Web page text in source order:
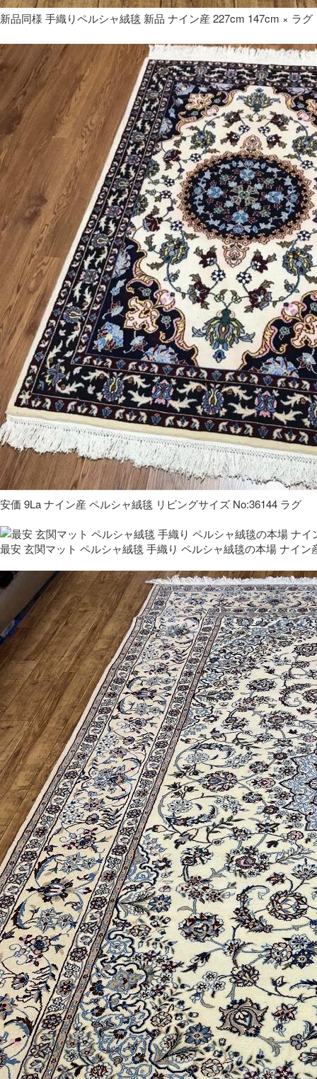
新品同様 手織りペルシャ絨毯 新品 ナイン産 227cm 147cm × ラグ
安価 9La ナイン産 ペルシャ絨毯 リビングサイズ No:36144 ラグ
最安 玄関マット ペルシャ絨毯 手織り ペルシャ絨毯の本場 ナイン